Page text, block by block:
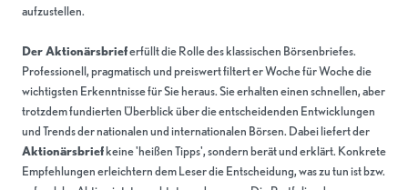
aufzustellen.
Der Aktionärsbrieferfüllt die Rolle des klassischen Börsenbriefes.
Professionell, pragmatisch und preiswert filtert er Woche für Woche die
wichtigsten Erkenntnisse für Sie heraus. Sie erhalten einen schnellen, aber
trotzdem fundierten Überblick über die entscheidenden Entwicklungen
und Trends der nationalen und internationalen Börsen. Dabei liefert der
Aktionärsbriefkeine 'heißen Tipps', sondern berät und erklärt. Konkrete
Empfehlungen erleichtern dem Leser die Entscheidung, was zu tun ist bzw.